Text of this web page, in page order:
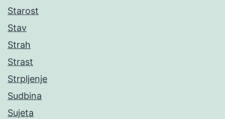
Starost
Stav
Strah
Strast
Strpljenje
Sudbina
Sujeta